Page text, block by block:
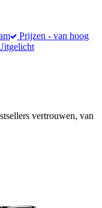
Prijzen - van hoog
vertrouwen, van